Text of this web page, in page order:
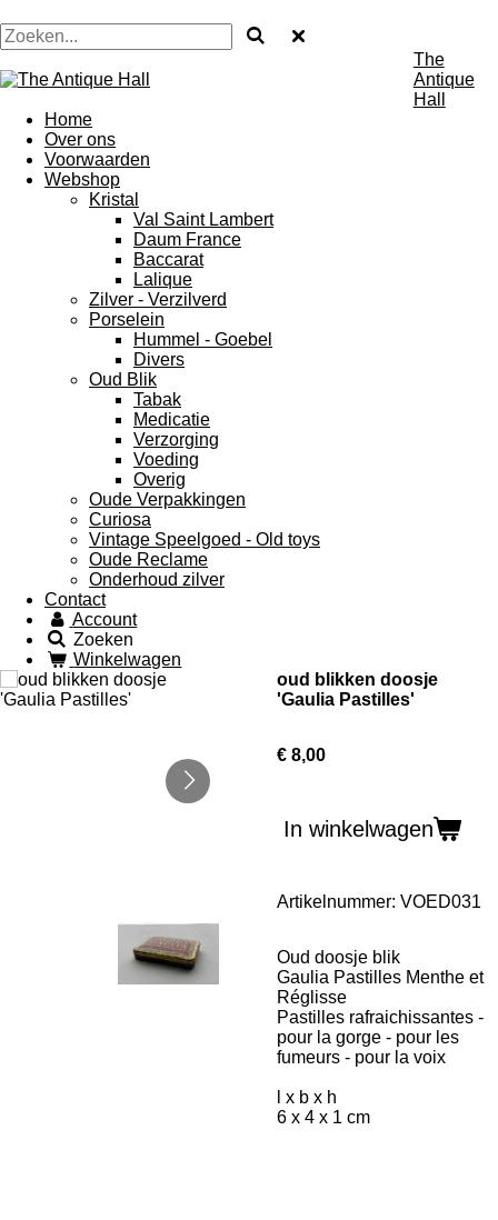
The
Antique
Hall
Home
Over ons
Voorwaarden
Webshop
Kristal
Val Saint Lambert
Daum France
Baccarat
Lalique
Zilver - Verzilverd
Porselein
Hummel - Goebel
Divers
Oud Blik
Tabak
Medicatie
Verzorging
Voeding
Overig
Oude Verpakkingen
Curiosa
Vintage Speelgoed - Old toys
Oude Reclame
Onderhoud zilver
Contact
Account
Zoeken
Winkelwagen
oud blikken doosje
'Gaulia Pastilles'
€ 8,00
In winkelwagen
Artikelnummer: VOED031
Oud doosje blik
Gaulia Pastilles Menthe et
Réglisse
Pastilles rafraichissantes -
pour la gorge - pour les
fumeurs - pour la voix
l x b x h
6 x 4 x 1 cm